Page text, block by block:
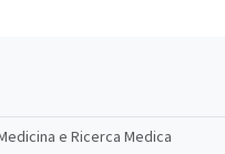
e Ricerca Medica